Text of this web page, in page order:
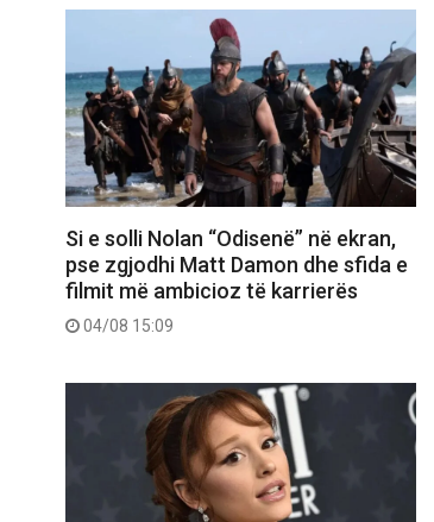
Si e solli Nolan “Odisenë” në ekran,
pse zgjodhi Matt Damon dhe sfida e
filmit më ambicioz të karrierës
04/08 15:09